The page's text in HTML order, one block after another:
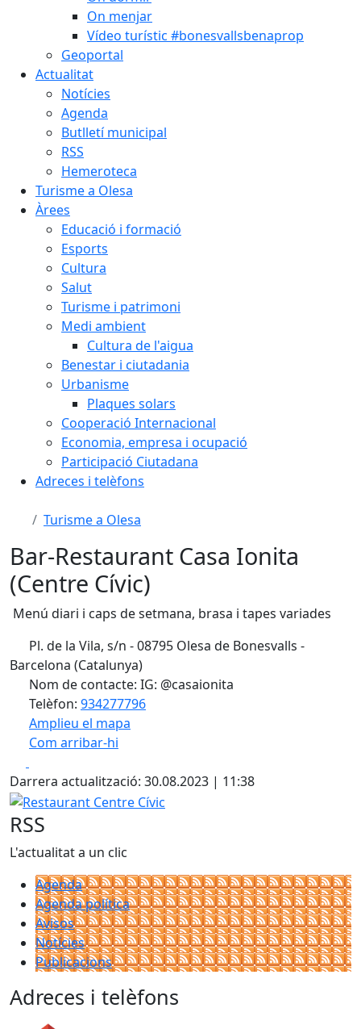
On menjar
Vídeo turístic #bonesvallsbenaprop
Geoportal
Actualitat
Notícies
Agenda
Butlletí municipal
RSS
Hemeroteca
Turisme a Olesa
Àrees
Educació i formació
Esports
Cultura
Salut
Turisme i patrimoni
Medi ambient
Cultura de l'aigua
Benestar i ciutadania
Urbanisme
Plaques solars
Cooperació Internacional
Economia, empresa i ocupació
Participació Ciutadana
Adreces i telèfons
Turisme a Olesa
Bar-Restaurant Casa Ionita
(Centre Cívic)
Menú diari i caps de setmana, brasa i tapes variades
Pl. de la Vila, s/n - 08795 Olesa de Bonesvalls -
Barcelona (Catalunya)
Nom de contacte: IG: @casaionita
Telèfon: 934277796
Amplieu el mapa
Com arribar-hi
+
−
Darrera actualització: 30.08.2023 | 11:38
Restaurant Centre Cívic
RSS
L'actualitat a un clic
Agenda
Agenda política
Avisos
Notícies
Publicacions
Adreces i telèfons